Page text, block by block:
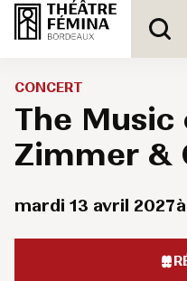
CONCERT
The Music
Zimmer &
mardi 13 avril 2027